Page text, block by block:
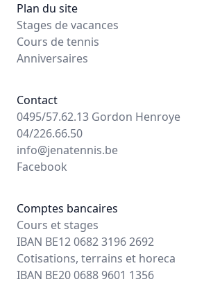
Plan du site
Stages de vacances
Cours de tennis
Anniversaires
Contact
0495/57.62.13 Gordon Henroye
04/226.66.50
info@jenatennis.be
Facebook
Comptes bancaires
Cours et stages
IBAN BE12 0682 3196 2692
Cotisations, terrains et horeca
IBAN BE20 0688 9601 1356